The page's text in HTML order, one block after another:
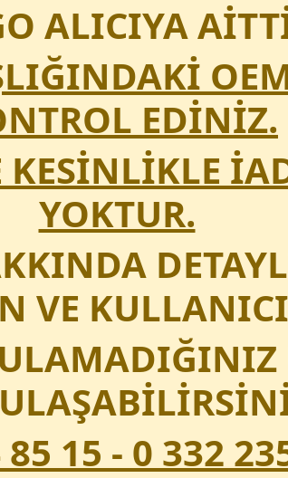
ALICIYA
EDİNİZ.
YOKTUR.
VE KULLANICI
15 - 0 332